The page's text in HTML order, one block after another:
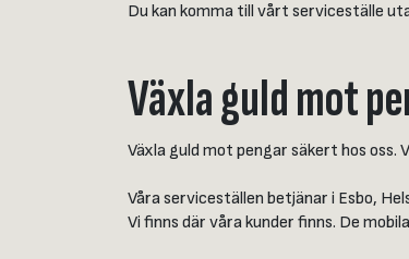
Du kan komma till vårt serviceställe
Växla guld mot
Växla guld mot pengar säkert hos
Våra serviceställen betjänar i Esbo,
Vi finns där våra kunder finns. De